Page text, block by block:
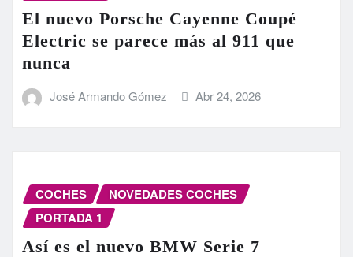
El nuevo Porsche Cayenne Coupé
Electric se parece más al 911 que
nunca
José Armando Gómez Abr 24, 2026
COCHES
NOVEDADES COCHES
PORTADA 1
Así es el nuevo BMW Serie 7